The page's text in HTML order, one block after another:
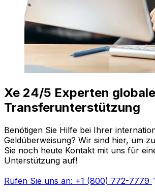
Xe 24/5 Experten globale
Transferunterstützung
Benötigen Sie Hilfe bei Ihrer
Geldüberweisung? Wir sind hier, um
Sie noch heute Kontakt mit uns für
Unterstützung auf!
Rufen Sie uns an: +1 (800) 772-7779